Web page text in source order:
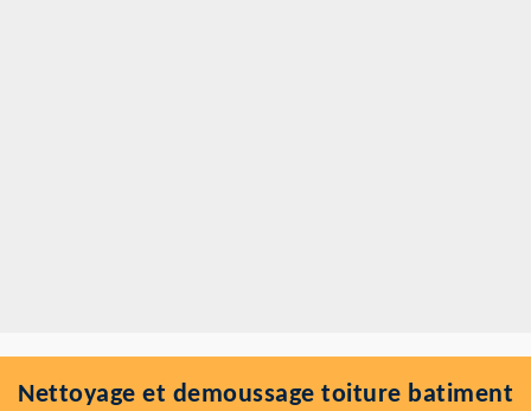
Nettoyage et demoussage toiture batiment